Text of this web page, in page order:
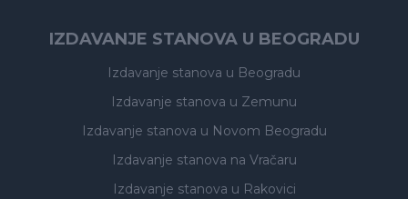
IZDAVANJE STANOVA U BEOGRADU
Izdavanje stanova u Beogradu
Izdavanje stanova u Zemunu
Izdavanje stanova u Novom Beogradu
Izdavanje stanova na Vračaru
Izdavanje stanova u Rakovici